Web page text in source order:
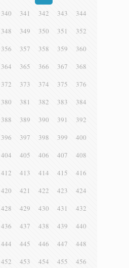
340 341 342 343
344
348 349 350 351
352
356 357 358 359
360
364 365 366 367
368
372 373 374 375
376
380 381 382 383
384
388 389 390 391
392
396 397 398 399
400
404 405 406 407
408
412 413 414 415
416
420 421 422 423
424
428 429 430 431
432
436 437 438 439
440
444 445 446 447
448
452 453 454 455
456